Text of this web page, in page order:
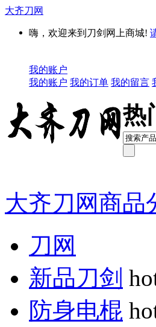
大齐刀网
嗨，欢迎来到刀剑网上商城!
我的账户
我的账户 我的订单 我的留言
热
大齐刀网商品
刀网
新品刀剑
防身电棍